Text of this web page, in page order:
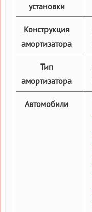
установки
Конструкция
амортизатора
Тип
амортизатора
Автомобили